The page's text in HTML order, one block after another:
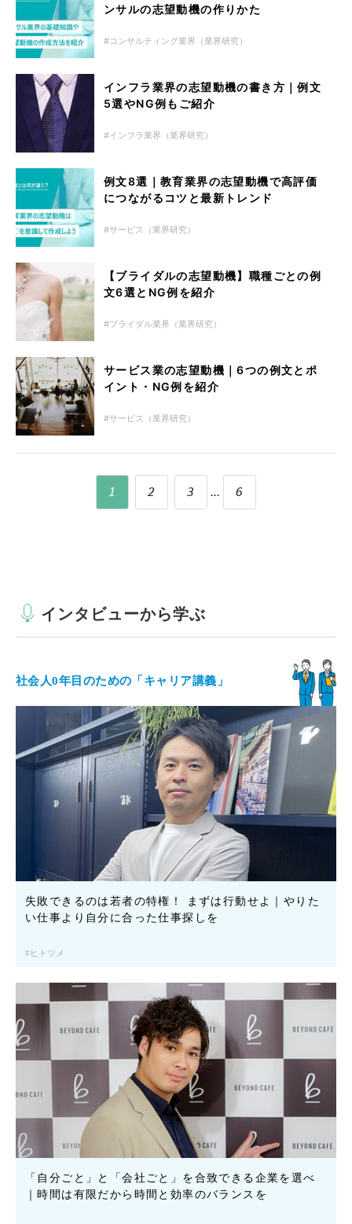
ンサルの志望動機の作りかた
コンサルティング業界（業界研究）
インフラ業界の志望動機の書き方｜例文
5選やNG例もご紹介
インフラ業界（業界研究）
例文8選｜教育業界の志望動機で高評価
につながるコツと最新トレンド
サービス（業界研究）
【ブライダルの志望動機】職種ごとの例
文6選とNG例を紹介
ブライダル業界（業界研究）
サービス業の志望動機｜6つの例文とポ
イント・NG例を紹介
サービス（業界研究）
1 2 3 ... 6
インタビューから学ぶ
社会人0年目のための「キャリア講義」
失敗できるのは若者の特権！ まずは行動せよ｜やりた
い仕事より自分に合った仕事探しを
ヒトツメ
「自分ごと」と「会社ごと」を合致できる企業を選べ
｜時間は有限だから時間と効率のバランスを